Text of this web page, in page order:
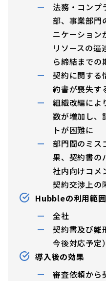
法務・コンプ
部、事業部門
ニケーション
リソースの逼
ら締結までの
契約に関する
約書が喪失す
組織改編によ
数が増加し、
トが困難に
部門間のミス
果、契約書の
社内向けコメ
契約交渉上の
Hubbleの利用範
全社
契約書及び雛
今後対応予定）
導入後の効果
審査依頼から